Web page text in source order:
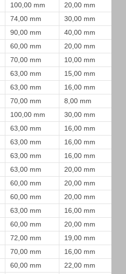
100,00 mm
20,00 mm
74,00 mm
30,00 mm
90,00 mm
40,00 mm
60,00 mm
20,00 mm
70,00 mm
10,00 mm
63,00 mm
15,00 mm
63,00 mm
16,00 mm
70,00 mm
8,00 mm
100,00 mm
30,00 mm
63,00 mm
16,00 mm
63,00 mm
16,00 mm
63,00 mm
16,00 mm
63,00 mm
20,00 mm
60,00 mm
20,00 mm
60,00 mm
20,00 mm
63,00 mm
16,00 mm
60,00 mm
20,00 mm
72,00 mm
19,00 mm
70,00 mm
16,00 mm
60,00 mm
22,00 mm